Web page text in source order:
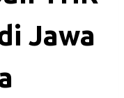
Jawa